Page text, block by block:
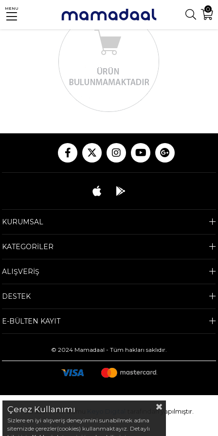
0
MENU
KURUMSAL
KATEGORİLER
ALIŞVERİŞ
DESTEK
E-BÜLTEN KAYIT
© 2024 Mamadaal - Tüm hakları saklıdır.
Bu sitenin kurulumu tarafından yapılmıştır.
Çerez Kullanımı
Sizlere en iyi alışveriş deneyimini sunabilmek adına
sitemizde çerezler(cookies) kullanmaktayız. Detaylı